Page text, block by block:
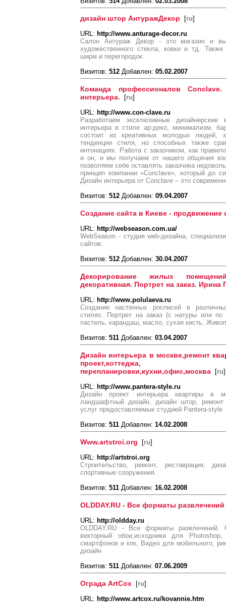
дизайн штор АнтуражДекор [ru]
URL: http://www.anturage-decor.ru
Салон Антураж Декор - это магазин и
художественного стекла, ковки и тд. Также
ширм и перегородок.
Визитов: 512 Добавлен: 05.02.2007
Команда профессионалов
интерьера. [ru]
URL: http://www.con-clave.ru
Разработаем эксклюзивные
интерьера в стиле ар-деко, минимализм,
состоит из креативных молодых людей,
тенденции стиля, но способных также
интонациях. Работа с заказчиком, как
и он, и мы получаем от нашего общения
позволяем себе оставлять заказчика
принцип компании «Conclave», который до
Дизайн интерьера от Conclave – это
Визитов: 512 Добавлен: 09.04.2007
Создание сайта в Киеве - продвижение
URL: http://webseason.com.ua/
WebSeason - студия web-дизайна,
сайтов.
Визитов: 512 Добавлен: 30.04.2007
Декорирование жилых
декоративная. Портрет на заказ.
URL: http://www.polulaeva.ru
Создание настенных росписей в
стилях. Портрет на заказ (с натуры или
пастель, карандаш, масло, сухая кисть.
Визитов: 511 Добавлен: 03.04.2007
Дизайн интерьера в москве,ремонт
проект,коттеджа,
перепланировки,кухни,офис,москва [ru]
URL: http://www.pantera-style.ru
Дизайн проект интерьера квартиры в
ландшафтный дизайн, дизайн штор,
услуг предоставляемых студией Pantera-style
Визитов: 511 Добавлен: 14.02.2008
Www.artstroi.org [ru]
URL: http://artstroi.org
Строительство, ремонт, реставрация,
спортивные сооружения.
Визитов: 511 Добавлен: 16.02.2008
OLDDAY.RU - Все форматы развлечений
URL: http://oldday.ru
OLDDAY.RU - Все форматы развлечений.
векторный обои,исходники для
смартфонов и кпк, Видео для мобильного,
дизайн
Визитов: 511 Добавлен: 07.06.2009
Ограда ArtCox [ru]
URL: http://www.artcox.ru/kovannie.htm